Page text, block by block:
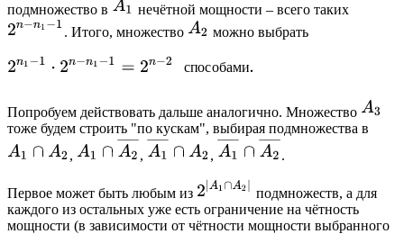
подмножество в
нечётной мощности – всего таких
. Итого, множество
можно выбрать
Попробуем действовать дальше аналогично. Множество
тоже будем строить "по кускам", выбирая подмножества в
,
, , .
Первое может быть любым из
подмножеств, а для
каждого из остальных уже есть ограничение на чётность
мощности (в зависимости от чётности мощности выбранного